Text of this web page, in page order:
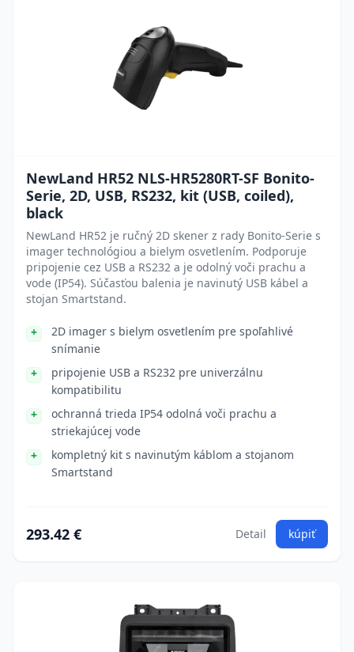
NewLand HR52 NLS-HR5280RT-SF Bonito-
Serie, 2D, USB, RS232, kit (USB, coiled),
black
NewLand HR52 je ručný 2D skener z rady Bonito-Serie s
imager technológiou a bielym osvetlením. Podporuje
pripojenie cez USB a RS232 a je odolný voči prachu a
vode (IP54). Súčasťou balenia je navinutý USB kábel a
stojan Smartstand.
2D imager s bielym osvetlením pre spoľahlivé
snímanie
pripojenie USB a RS232 pre univerzálnu
kompatibilitu
ochranná trieda IP54 odolná voči prachu a
striekajúcej vode
kompletný kit s navinutým káblom a stojanom
Smartstand
293.42 € Detail kúpiť